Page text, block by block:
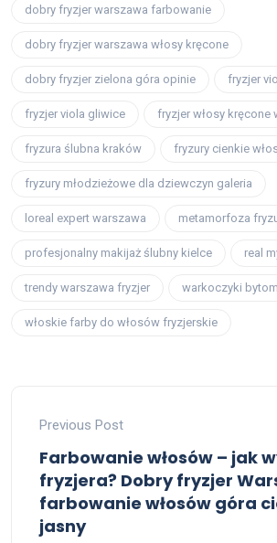
dobry fryzjer warszawa farbowanie
dobry fryzjer warszawa włosy kręcone
dobry fryzjer zielona góra opinie fryzjer
fryzjer viola gliwice fryzjer włosy kręcone
fryzura ślubna kraków fryzury cienkie
fryzury młodzieżowe dla dziewczyn galeria
loreal expert warszawa metamorfoza
profesjonalny makijaż ślubny kielce real
trendy warszawa fryzjer warkoczyki bytom
włoskie farby do włosów fryzjerskie
Previous Post
Farbowanie włosów – jak
fryzjera? Dobry fryzjer
farbowanie włosów góra
jasny